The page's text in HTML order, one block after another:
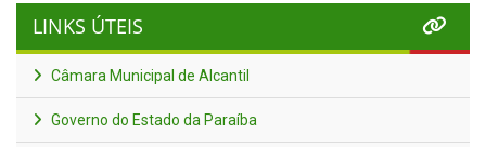
LINKS ÚTEIS
Câmara Municipal de Alcantil
Governo do Estado da Paraíba